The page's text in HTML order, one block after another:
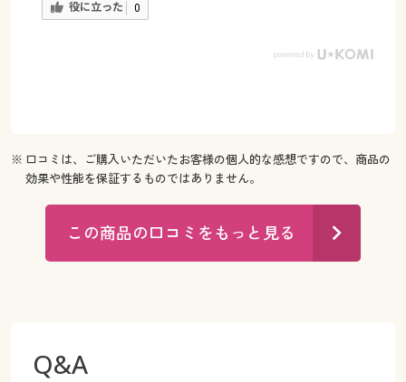
役に立った 0
※ 口コミは、ご購入いただいたお客様の個人的な感想ですので、商品の
効果や性能を保証するものではありません。
この商品の口コミをもっと見る
Q&A